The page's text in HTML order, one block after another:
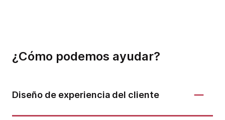
¿Cómo podemos ayudar?
Diseño de experiencia del cliente